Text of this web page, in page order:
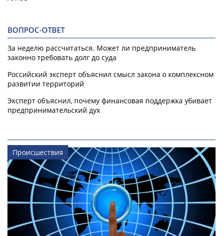
ВОПРОС-ОТВЕТ
За неделю рассчитаться. Может ли предприниматель
законно требовать долг до суда
Российский эксперт объяснил смысл закона о комплексном
развитии территорий
Эксперт объяснил, почему финансовая поддержка убивает
предпринимательский дух
Происшествия